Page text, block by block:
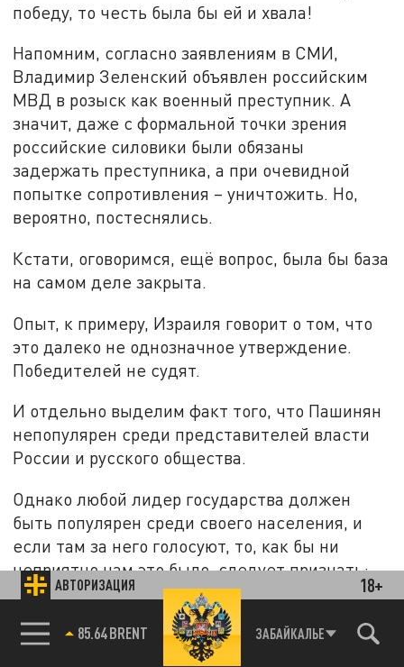
АВТОРИЗАЦИЯ 18+
85.64 BRENT ЗАБАЙКАЛЬЕ
победу, то честь была бы ей и хвала!
Напомним, согласно заявлениям в СМИ,
Владимир Зеленский объявлен российским
МВД в розыск как военный преступник. А
значит, даже с формальной точки зрения
российские силовики были обязаны
задержать преступника, а при очевидной
попытке сопротивления – уничтожить. Но,
вероятно, постеснялись.
Кстати, оговоримся, ещё вопрос, была бы база
на самом деле закрыта.
Опыт, к примеру, Израиля говорит о том, что
это далеко не однозначное утверждение.
Победителей не судят.
И отдельно выделим факт того, что Пашинян
непопулярен среди представителей власти
России и русского общества.
Однако любой лидер государства должен
быть популярен среди своего населения, и
если там за него голосуют, то, как бы ни
неприятно нам это было, следует признать:
да, он популярен среди граждан Армении. На
причинах мы вкратце остановились.